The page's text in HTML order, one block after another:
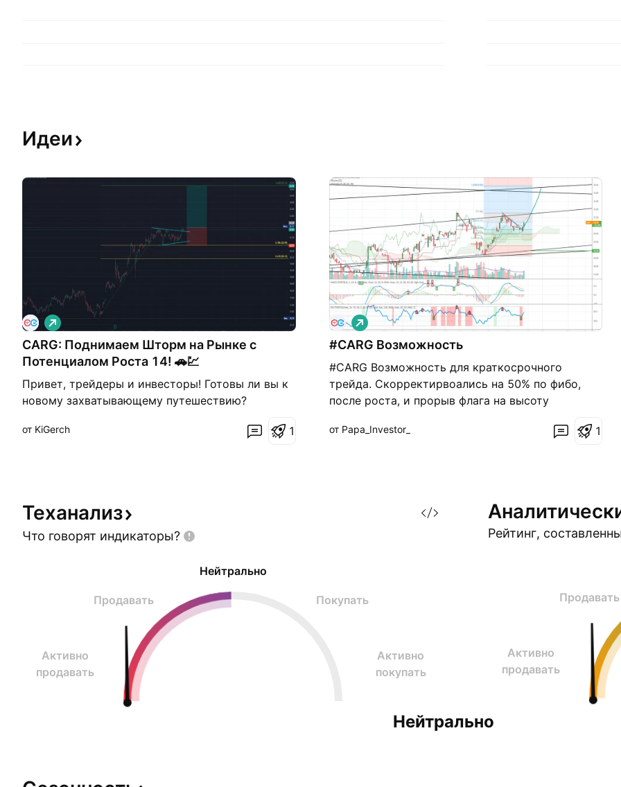
Идеи
CARG: Поднимаем Шторм на Рынке с
Потенциалом Роста 14! 🚗💹
Привет, трейдеры и инвесторы! Готовы ли вы к
новому захватывающему путешествию?
есть краткосрочная идея с потенциалом роста в
Д
л
и
н
я
от KiGerch 1
#CARG Возможность
#CARG Возможность для краткосрочного
трейда. Скорректирвоались на 50% по фибо,
после роста, и прорыв флага на высоту
движения. Цели - флаг на высоту флагштока и
Д
л
и
н
а
я
от Papa_Investor_ 1
Теханализ
Что говорят индикаторы?
Нейтрально
Продавать Покупать
Активно
продавать
Активно
покупать
Нейтрально
Рейтинг,
Продавать
Активно
продавать